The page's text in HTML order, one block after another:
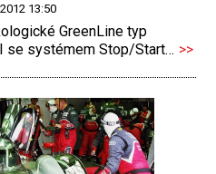
13:50
GreenLine typ
se systémem Stop/Start… >>